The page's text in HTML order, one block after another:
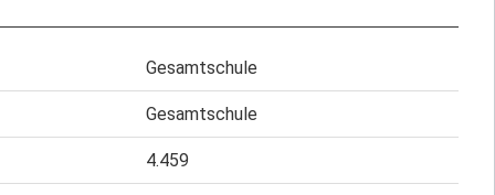
Gesamtschule
Gesamtschule
4.459